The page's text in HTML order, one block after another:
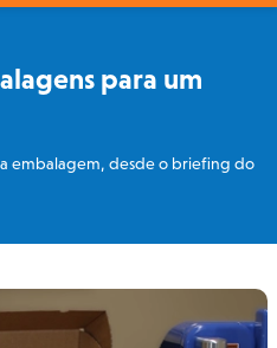
para um
embalagem, desde o briefing do